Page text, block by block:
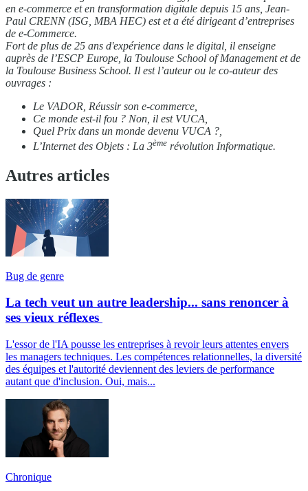
en e-commerce et en transformation digitale depuis 15 ans, Jean-
Paul CRENN (ISG, MBA HEC) est et a été dirigeant d’entreprises
de e-Commerce.
Fort de plus de 25 ans d'expérience dans le digital, il enseigne
auprès de l’ESCP Europe, la Toulouse School of Management et de
la Toulouse Business School. Il est l’auteur ou le co-auteur des
ouvrages :
Le VADOR, Réussir son e-commerce,
Ce monde est-il fou ? Non, il est VUCA,
Quel Prix dans un monde devenu VUCA ?,
L’Internet des Objets : La 3ème révolution Informatique.
Autres articles
Bug de genre
La tech veut un autre leadership... sans renoncer à
ses vieux réflexes
L'essor de l'IA pousse les entreprises à revoir leurs attentes envers
les managers techniques. Les compétences relationnelles, la diversité
des équipes et l'autorité deviennent des leviers de performance
autant que d'inclusion. Oui, mais...
Chronique